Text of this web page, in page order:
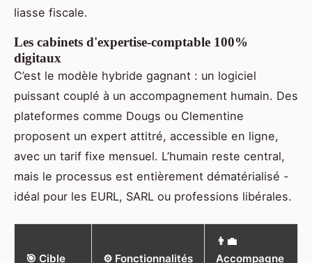
liasse fiscale.
Les cabinets d'expertise-comptable 100%
digitaux
C’est le modèle hybride gagnant : un logiciel
puissant couplé à un accompagnement humain. Des
plateformes comme Dougs ou Clementine
proposent un expert attitré, accessible en ligne,
avec un tarif fixe mensuel. L’humain reste central,
mais le processus est entièrement dématérialisé -
idéal pour les EURL, SARL ou professions libérales.
🎯 Cible ⚙️ Fonctionnalités
👨‍💼
Accompagne